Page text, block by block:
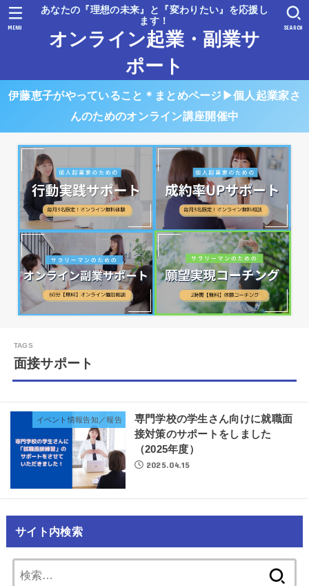
あなたの『理想の未来』と『変わりたい』を応援し
ます！
オンライン起業・副業サ
ポート
SEARCH
MENU
伊藤恵子がやっていること＊まとめページ▶︎個人起業家さ
んのためのオンライン講座開催中
面接サポート
イベント情報告知／報告
専門学校の学生さん向けに就職面
接対策のサポートをしました
（2025年度）
2025.04.15
サイト内検索